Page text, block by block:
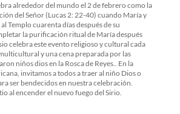
alrededor del mundo el 2 de febrero como la
del Señor (Lucas 2: 22-40) cuando María y
Templo cuarenta días después de su
la purificación ritual de María después
celebra este evento religioso y cultural cada
y una cena preparada por las
niños dios en la Rosca de Reyes.. En la
invitamos a todos a traer al niño Dios o
ser bendecidos en nuestra celebración.
al encender el nuevo fuego del Sirio.